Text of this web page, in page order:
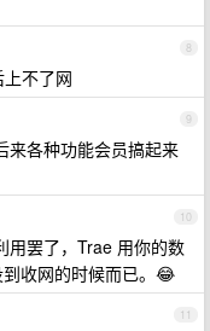
8
不了网
9
来各种功能会员搞起来
10
用罢了，Trae 用你的数
收网的时候而已。😂
11